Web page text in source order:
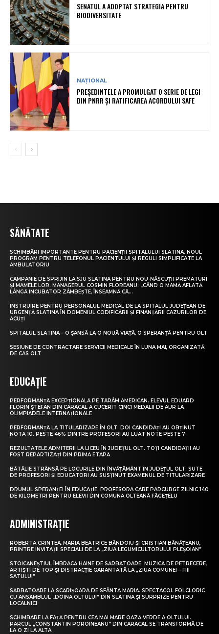
SENATUL A ADOPTAT STRATEGIA PENTRU
BIODIVERSITATE
NAȚIONAL
PREȘEDINTELE A PROMULGAT O SERIE DE LEGI
DIN PNRR ȘI RATIFICAREA ACORDULUI SAFE
SĂNĂTATE
SCHIMBĂRI IMPORTANTE PENTRU PACIENȚII SPITALULUI SLATINA. NOUL
PROGRAM PENTRU TELEFONUL PACIENTULUI ȘI REGULI SIMPLIFICATE LA
AMBULATORIU
CAMPANIE DE SPRIJIN LA SJU SLATINA PENTRU NOU-NĂSCUȚII PREMATURI
ȘI MAMELE LOR. MANAGERUL COSMIN FLOREANU: „CÂND O MAMĂ AFLATĂ
LÂNGĂ INCUBATOR ZÂMBEȘTE, ÎNSEAMNĂ CĂ...
INSTRUIRE PENTRU PERSONALUL MEDICAL DE LA SPITALUL JUDEȚEAN DE
URGENȚĂ SLATINA ÎN DOMENIUL CODIFICĂRII ȘI FINANȚĂRII CAZURILOR DE
ACUȚI
SPITALUL SLATINA – O ȘANSĂ LA O NOUĂ VIAȚĂ, O SPERANȚĂ PENTRU OLT
SESIUNE DE CONTRACTARE SERVICII MEDICALE ÎN LUNA MAI, ORGANIZATĂ
DE CAS OLT
EDUCAȚIE
PERFORMANȚĂ EXCEPȚIONALĂ PE TĂRÂM AMERICAN. ELEVUL EDUARD
FLORIN ȘTEFAN DIN CARACAL A CUCERIT CINCI MEDALII DE AUR LA
OLIMPIADELE INTERNAȚIONALE
PERFORMANȚĂ LA TITULARIZARE ÎN OLT: DOI CANDIDAȚI AU OBȚINUT
NOTA 10. PESTE 46% DINTRE PROFESORI AU LUAT NOTE PESTE 7
REZULTATELE ADMITERII LA LICEU ÎN JUDEȚUL OLT. TOȚI CANDIDAȚII AU
FOST REPARTIZAȚI DIN PRIMA ETAPĂ
BĂTĂLIE STRÂNSĂ PE LOCURILE DIN ÎNVĂȚĂMÂNT ÎN JUDEȚUL OLT. SUTE
DE PROFESORI ȘI EDUCATORI AU SUSȚINUT EXAMENUL DE TITULARIZARE
DRUMUL SPERANȚEI ÎN EDUCAȚIE. PROFESORA CARE PARCURGE ZILNIC 140
DE KILOMETRI PENTRU ELEVII DIN COMUNA OLTEANĂ FĂGEȚELU
ADMINISTRAȚIE
ROBERTA CRINTEA, MARIA BEATRICE BĂNDOIU ȘI CRISTIAN BĂNĂȚEANU,
PRINTRE INVITAȚII SPECIALI DE LA „ZIUA LEGUMICULTORULUI PLEȘOIAN”
STOICĂNEȘTIUL ÎMBRACĂ HAINE DE SĂRBĂTOARE. MUZICĂ DE PETRECERE,
ARTIȘTI DE TOP ȘI DISTRACȚIE GARANTATĂ LA „ZIUA COMUNEI – FIII
SATULUI”
SĂRBĂTOARE LA SCĂRIȘOARA DE SFÂNTA MARIA. SPECTACOL FOLCLORIC
CU ANSAMBLUL „DOINA OLTULUI” DIN SLATINA ȘI SURPRIZE PENTRU
LOCALNICI
SCHIMBARE LA FAȚĂ PENTRU CEA MAI MARE OAZĂ VERDE A OLTULUI.
PARCUL „CONSTANTIN POROINEANU” DIN CARACAL SE TRANSFORMĂ DE
LA O ZI LA ALTA